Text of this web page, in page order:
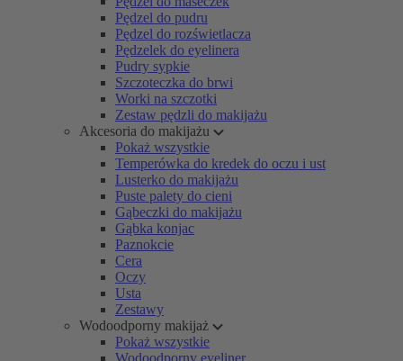
Pędzel do pudru
Pędzel do rozświetlacza
Pędzelek do eyelinera
Pudry sypkie
Szczoteczka do brwi
Worki na szczotki
Zestaw pędzli do makijażu
Akcesoria do makijażu
Pokaż wszystkie
Temperówka do kredek do oczu i ust
Lusterko do makijażu
Puste palety do cieni
Gąbeczki do makijażu
Gąbka konjac
Paznokcie
Cera
Oczy
Usta
Zestawy
Wodoodporny makijaż
Pokaż wszystkie
Wodoodporny eyeliner